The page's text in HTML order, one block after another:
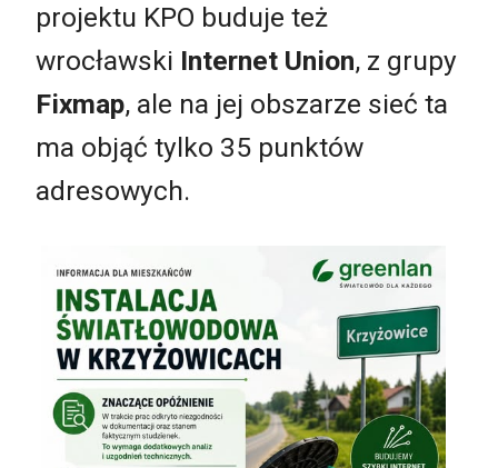
projektu KPO buduje też
wrocławski Internet Union, z grupy
Fixmap, ale na jej obszarze sieć ta
ma objąć tylko 35 punktów
adresowych.